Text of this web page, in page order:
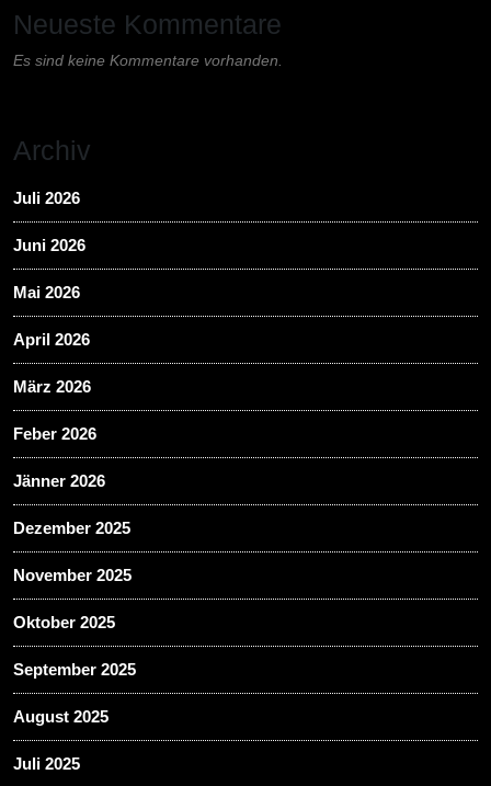
Neueste Kommentare
Es sind keine Kommentare vorhanden.
Archiv
Juli 2026
Juni 2026
Mai 2026
April 2026
März 2026
Feber 2026
Jänner 2026
Dezember 2025
November 2025
Oktober 2025
September 2025
August 2025
Juli 2025